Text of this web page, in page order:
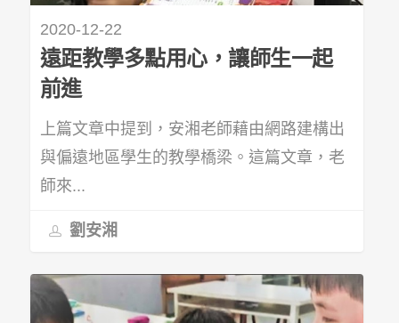
2020-12-22
遠距教學多點用心，讓師生一起
前進
上篇文章中提到，安湘老師藉由網路建構出
與偏遠地區學生的教學橋梁。這篇文章，老
師來...
劉安湘